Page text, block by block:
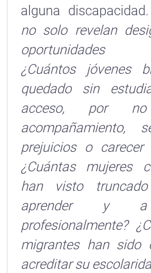
alguna discapacidad.
no solo revelan
oportunidades
¿Cuántos jóvenes
quedado sin
acceso, por
acompañamiento,
prejuicios o carecer
¿Cuántas mujeres
han visto
aprender y a
profesionalmente?
migrantes han sido
acreditar su